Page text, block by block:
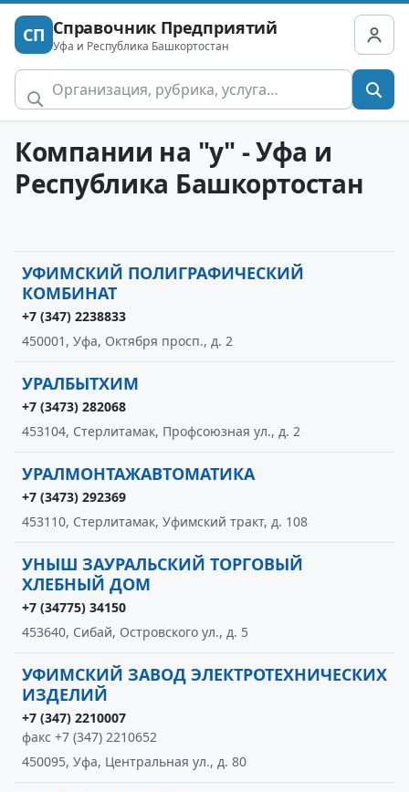
СП Справочник Предприятий
Уфа и Республика Башкортостан
Компании на "у" - Уфа и
Республика Башкортостан
УФИМСКИЙ ПОЛИГРАФИЧЕСКИЙ
КОМБИНАТ
+7 (347) 2238833
450001, Уфа, Октября просп., д. 2
УРАЛБЫТХИМ
+7 (3473) 282068
453104, Стерлитамак, Профсоюзная ул., д. 2
УРАЛМОНТАЖАВТОМАТИКА
+7 (3473) 292369
453110, Стерлитамак, Уфимский тракт, д. 108
УНЫШ ЗАУРАЛЬСКИЙ ТОРГОВЫЙ
ХЛЕБНЫЙ ДОМ
+7 (34775) 34150
453640, Сибай, Островского ул., д. 5
УФИМСКИЙ ЗАВОД ЭЛЕКТРОТЕХНИЧЕСКИХ
ИЗДЕЛИЙ
+7 (347) 2210007
факс +7 (347) 2210652
450095, Уфа, Центральная ул., д. 80